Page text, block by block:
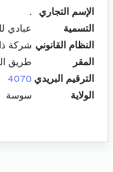
الإسم التجاري
.
التسمية
عبادي
النظام القانوني شركة
المقر
طريق
الترقيم البريدي 4070
الولاية
سوسة